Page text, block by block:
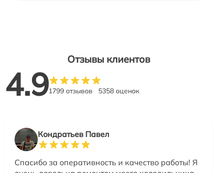
Отзывы клиентов
4.91799 отзывов 5358 оценок
Кондратьев Павел
Спасибо за оперативность и качество работы! Я